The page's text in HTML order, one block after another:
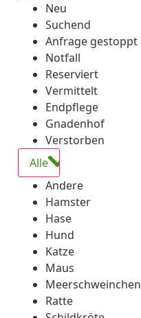
Neu
Suchend
Anfrage gestoppt
Notfall
Reserviert
Vermittelt
Endpflege
Gnadenhof
Verstorben
Alle
Andere
Hamster
Hase
Hund
Katze
Maus
Meerschweinchen
Ratte